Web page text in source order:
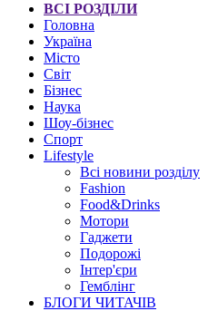
ВСІ РОЗДІЛИ
Головна
Україна
Місто
Світ
Бізнес
Наука
Шоу-бізнес
Спорт
Lifestyle
Всі новини розділу
Fashion
Food&Drinks
Мотори
Гаджети
Подорожі
Інтер'єри
Гемблінг
БЛОГИ ЧИТАЧІВ